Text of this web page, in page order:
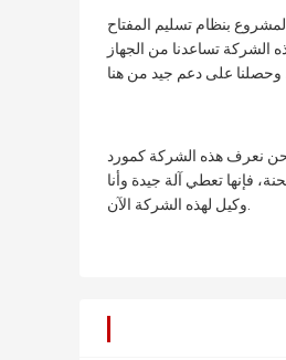
المشروع بنظام تسليم المفتاح
الشركة تساعدنا من الجهاز
وحصلنا على دعم جيد من هنا
نعرف هذه الشركة كمورد
فإنها تعطي آلة جيدة وأنا
وكيل لهذه الشركة الآن.